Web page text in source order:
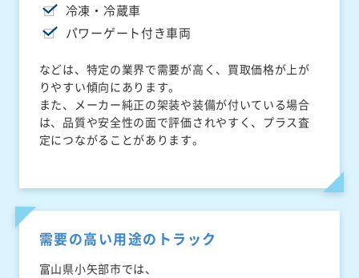
冷凍・冷蔵車
パワーゲート付き車両
などは、特定の業界で需要が高く、買取価格が上が
りやすい傾向にあります。
また、メーカー純正の架装や装備が付いている場合
は、品質や安全性の面で評価されやすく、プラス査
定につながることがあります。
需要の高い用途のトラック
富山県小矢部市では、